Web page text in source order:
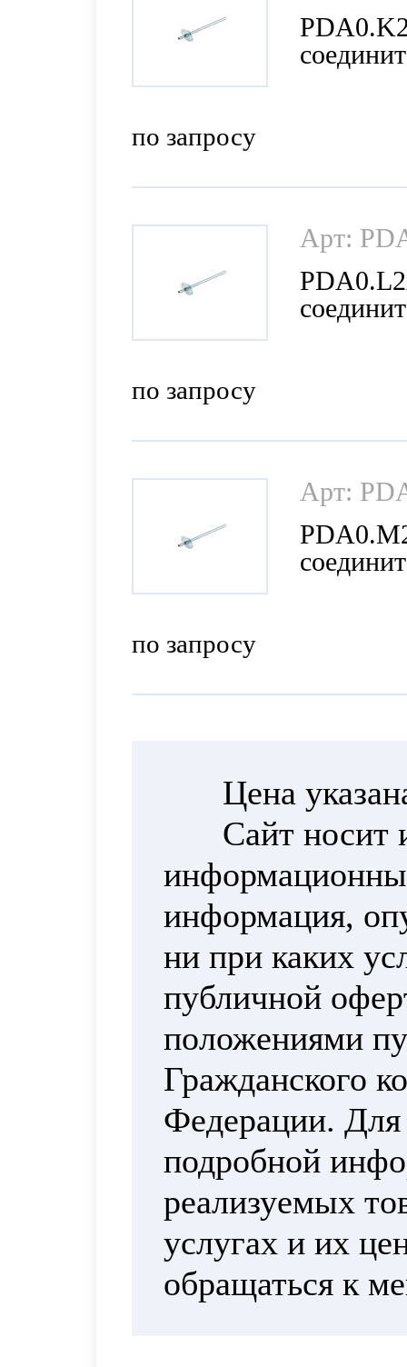
по запросу
по запросу
Арт:
по запросу
Арт:
Цена
Сайт носит
информация,
ни при каких
публичной
положениями
Гражданского
Федерации. Для
подробной
реализуемых
услугах и их
обращаться к